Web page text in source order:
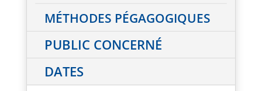
MÉTHODES PÉGAGOGIQUES
PUBLIC CONCERNÉ
DATES